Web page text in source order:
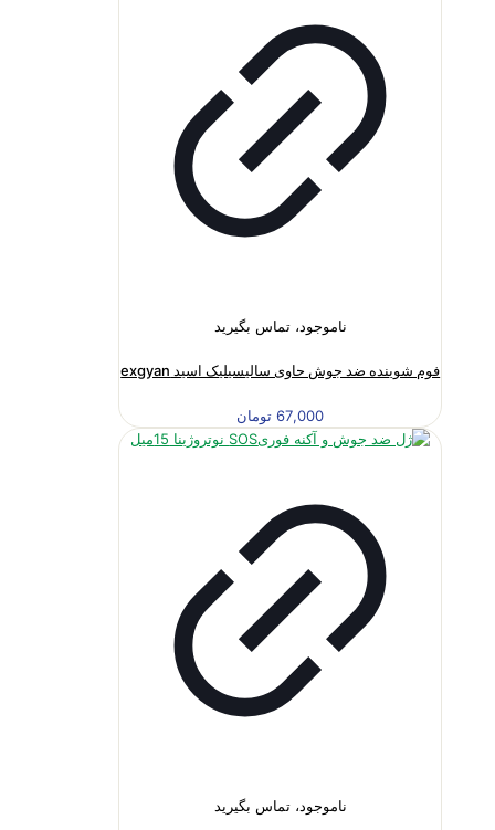
ناموجود، تماس بگیرید
فوم شوینده ضد جوش حاوی سالیسیلیک اسید exgyan
67,000 تومان
ناموجود، تماس بگیرید